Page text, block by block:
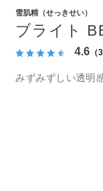
雪肌精（せっきせい）
ブライト
4.6 （
みずみずしい透明